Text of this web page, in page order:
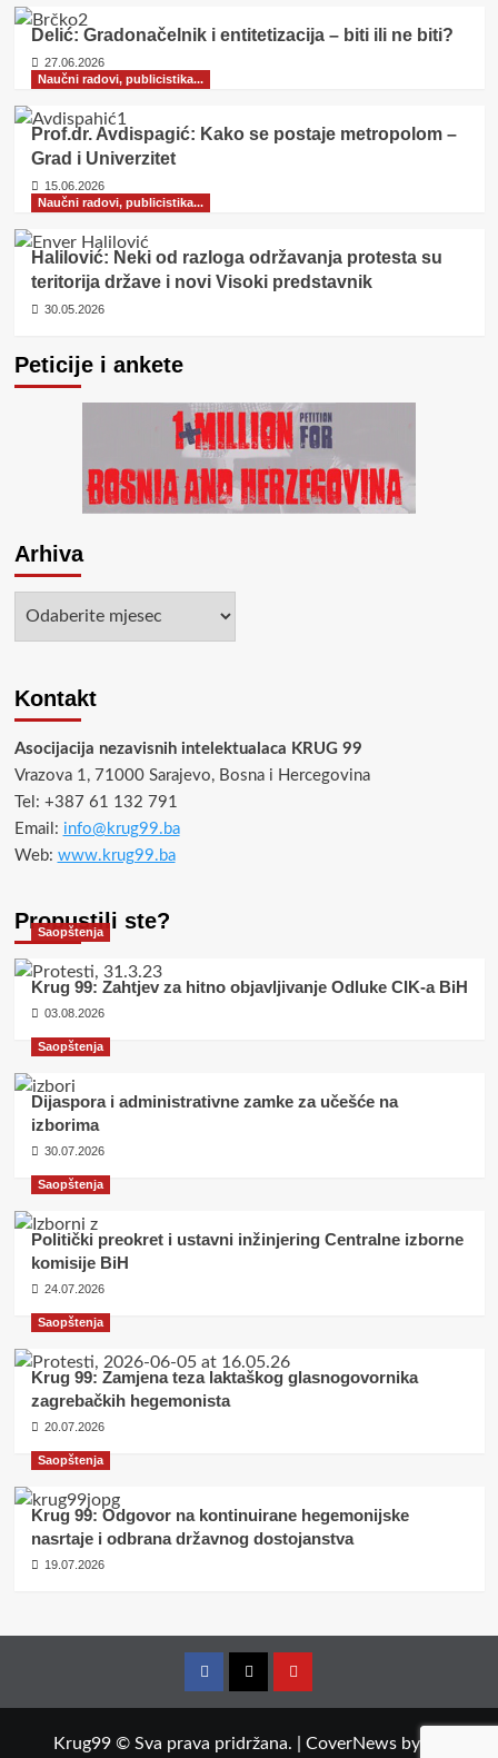
Delić: Gradonačelnik i entitetizacija – biti ili ne biti?
27.06.2026
Naučni radovi, publicistika...
Prof.dr. Avdispagić: Kako se postaje metropolom –
Grad i Univerzitet
15.06.2026
Naučni radovi, publicistika...
Halilović: Neki od razloga održavanja protesta su
teritorija države i novi Visoki predstavnik
30.05.2026
Peticije i ankete
Arhiva
Kontakt
Asocijacija nezavisnih intelektualaca KRUG 99
Vrazova 1, 71000 Sarajevo, Bosna i Hercegovina
Tel: +387 61 132 791
Email: info@krug99.ba
Web: www.krug99.ba
Propustili ste?
Saopštenja
Krug 99: Zahtjev za hitno objavljivanje Odluke CIK-a BiH
03.08.2026
Saopštenja
Dijaspora i administrativne zamke za učešće na
izborima
30.07.2026
Saopštenja
Politički preokret i ustavni inžinjering Centralne izborne
komisije BiH
24.07.2026
Saopštenja
Krug 99: Zamjena teza laktaškog glasnogovornika
zagrebačkih hegemonista
20.07.2026
Saopštenja
Krug 99: Odgovor na kontinuirane hegemonijske
nasrtaje i odbrana državnog dostojanstva
19.07.2026
FacebookTwitterYouTube
Krug99 © Sva prava pridržana. CoverNewsby AF